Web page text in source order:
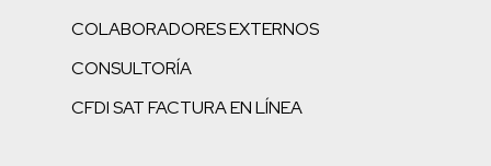
COLABORADORES EXTERNOS
CONSULTORÍA
CFDI SAT FACTURA EN LÍNEA